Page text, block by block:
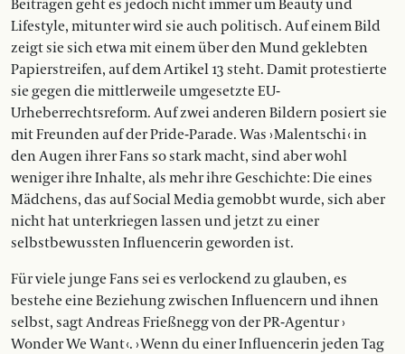
Beiträgen geht es jedoch nicht immer um Beauty und
Lifestyle, mitunter wird sie auch politisch. Auf einem Bild
zeigt sie sich etwa mit einem über den Mund geklebten
Papierstreifen, auf dem Artikel 13 steht. Damit protestierte
sie gegen die mittlerweile umgesetzte EU-
Urheberrechtsreform. Auf zwei anderen Bildern posiert sie
mit Freunden auf der Pride-Parade. Was › Malentschi ‹ in
den Augen ihrer Fans so stark macht, sind aber wohl
weniger ihre Inhalte, als mehr ihre Geschichte: Die eines
Mädchens, das auf Social Media gemobbt wurde, sich aber
nicht hat unterkriegen lassen und jetzt zu einer
selbstbewussten Influencerin geworden ist.
Für viele junge Fans sei es verlockend zu glauben, es
bestehe eine Beziehung zwischen Influencern und ihnen
selbst, sagt Andreas Frießnegg von der PR-Agentur ›
Wonder We Want ‹. › Wenn du einer Influencerin jeden Tag